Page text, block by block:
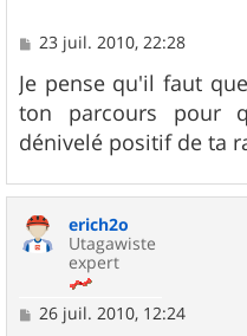
M
s
s
a
g
e
23 juil. 2010, 22:28
Je pense qu'il faut
ton parcours pour
dénivelé positif de ta
erich2o
Utagawiste
expert
M
26 juil. 2010, 12:24